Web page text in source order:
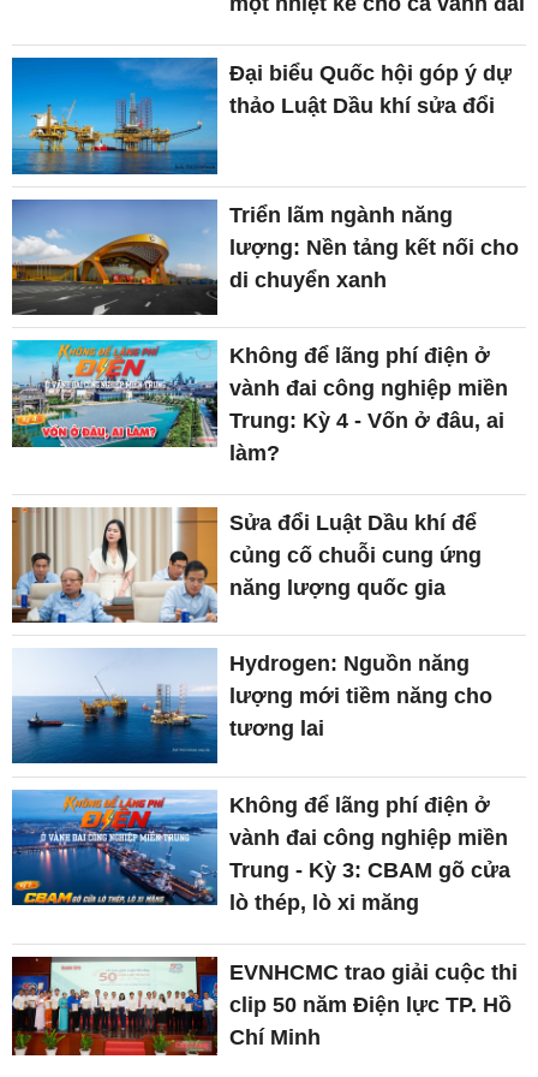
Đại biểu Quốc hội góp ý dự
thảo Luật Dầu khí sửa đổi
Triển lãm ngành năng
lượng: Nền tảng kết nối cho
di chuyển xanh
Không để lãng phí điện ở
vành đai công nghiệp miền
Trung: Kỳ 4 - Vốn ở đâu, ai
làm?
Sửa đổi Luật Dầu khí để
củng cố chuỗi cung ứng
năng lượng quốc gia
Hydrogen: Nguồn năng
lượng mới tiềm năng cho
tương lai
Không để lãng phí điện ở
vành đai công nghiệp miền
Trung - Kỳ 3: CBAM gõ cửa
lò thép, lò xi măng
EVNHCMC trao giải cuộc thi
clip 50 năm Điện lực TP. Hồ
Chí Minh